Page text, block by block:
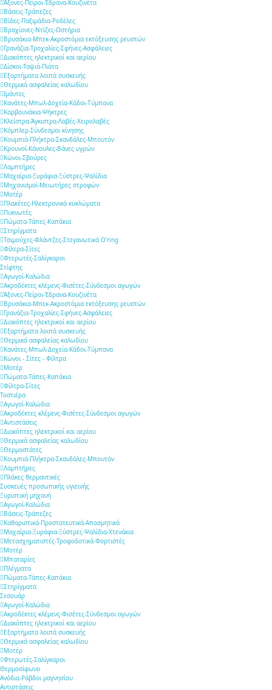
Άξονες-Πείροι-Έδρανα-Κουζινέτα
Βάσεις-Τράπεζες
Βίδες-Παξιμάδια-Ροδέλες
Βραχίονες-Ντίζες-Ωστήρια
Βρυσάκια-Μπεκ-Ακροστόμια εκτόξευσης ρευστών
Γρανάζια-Τροχαλίες-Σφήνες-Ασφάλειες
Διακόπτες ηλεκτρικοί και αερίου
Δίσκοι-Ταψιά-Πιάτα
Εξαρτήματα λοιπά συσκευής
Θερμικά ασφαλείας καλωδίου
Ιμάντες
Κανάτες-Μπωλ-Δοχεία-Κάδοι-Τύμπανα
Καρβουνάκια-Ψήκτρες
Κλείστρα-Άγκιστρα-Λαβές-Χειρολαβές
Κόμπλερ-Σύνδεσμοι κίνησης
Κουμπιά-Πλήκτρα-Σκανδάλες-Μπουτόν
Κρουνοί-Κάνουλες-Βάνες υγρών
Κώνοι-Σβούρες
Λαμπτήρες
Μαχαίρια-Ξυράφια-Ξύστρες-Ψαλίδια
Μηχανισμοί-Μειωτήρες στροφών
Μοτέρ
Πλακέτες-Ηλεκτρονικά κυκλώματα
Πυκνωτές
Πώματα-Τάπες-Καπάκια
Στηρίγματα
Τσιμούχες-Φλάντζες-Στεγανωτικά O'ring
Φίλτρα-Σίτες
Φτερωτές-Σαλίγκαροι
Στίφτης
Αγωγοί-Καλώδια
Ακροδέκτες κλέμενς-Φισέτες-Σύνδεσμοι αγωγών
Άξονες-Πείροι-Έδρανα-Κουζινέτα
Βρυσάκια-Μπεκ-Ακροστόμια εκτόξευσης ρευστών
Γρανάζια-Τροχαλίες-Σφήνες-Ασφάλειες
Διακόπτες ηλεκτρικοί και αερίου
Εξαρτήματα λοιπά συσκευής
Θερμικά ασφαλείας καλωδίου
Κανάτες-Μπωλ-Δοχεία-Κάδοι-Τύμπανα
Κώνοι - Σίτες - Φίλτρα
Μοτέρ
Πώματα-Τάπες-Καπάκια
Φίλτρα-Σίτες
Τοστιέρα
Αγωγοί-Καλώδια
Ακροδέκτες κλέμενς-Φισέτες-Σύνδεσμοι αγωγών
Αντιστάσεις
Διακόπτες ηλεκτρικοί και αερίου
Θερμικά ασφαλείας καλωδίου
Θερμοστάτες
Κουμπιά-Πλήκτρα-Σκανδάλες-Μπουτόν
Λαμπτήρες
Πλάκες θερμαντικές
Συσκευές προσωπικής υγιεινής
Ξυριστική μηχανή
Αγωγοί-Καλώδια
Βάσεις-Τράπεζες
Καθαριστικά-Προστατευτικά-Αποσμητικά
Μαχαίρια-Ξυράφια-Ξύστρες-Ψαλίδια-Χτενάκια
Μετασχηματιστές-Τροφοδοτικά-Φορτιστές
Μοτέρ
Μπαταρίες
Πλέγματα
Πώματα-Τάπες-Καπάκια
Στηρίγματα
Σεσουάρ
Αγωγοί-Καλώδια
Ακροδέκτες κλέμενς-Φισέτες-Σύνδεσμοι αγωγών
Διακόπτες ηλεκτρικοί και αερίου
Εξαρτήματα λοιπά συσκευής
Θερμικά ασφαλείας καλωδίου
Μοτέρ
Φτερωτές-Σαλίγκαροι
Θερμοσίφωνο
Ανόδια-Ράβδοι μαγνησίου
Αντιστάσεις